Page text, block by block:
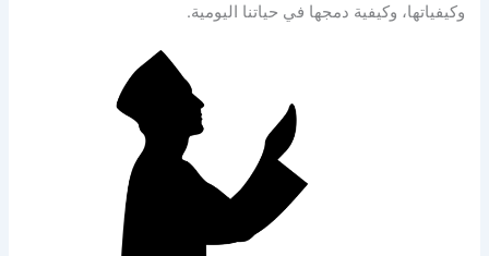
وكيفياتها، وكيفية دمجها في حياتنا اليومية.